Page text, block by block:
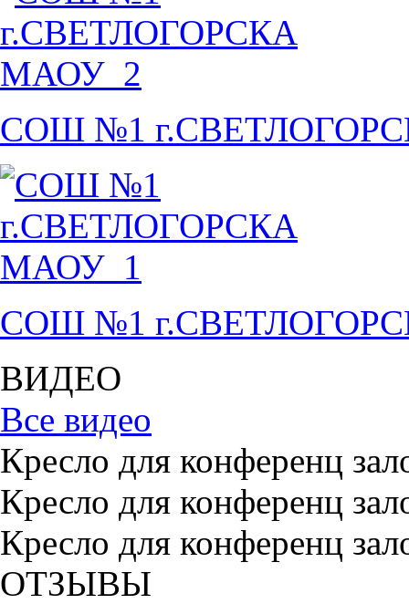
СОШ №1
СОШ №1
ВИДЕО
Все видео
Кресло для конференц
Кресло для конференц
Кресло для конференц
ОТЗЫВЫ